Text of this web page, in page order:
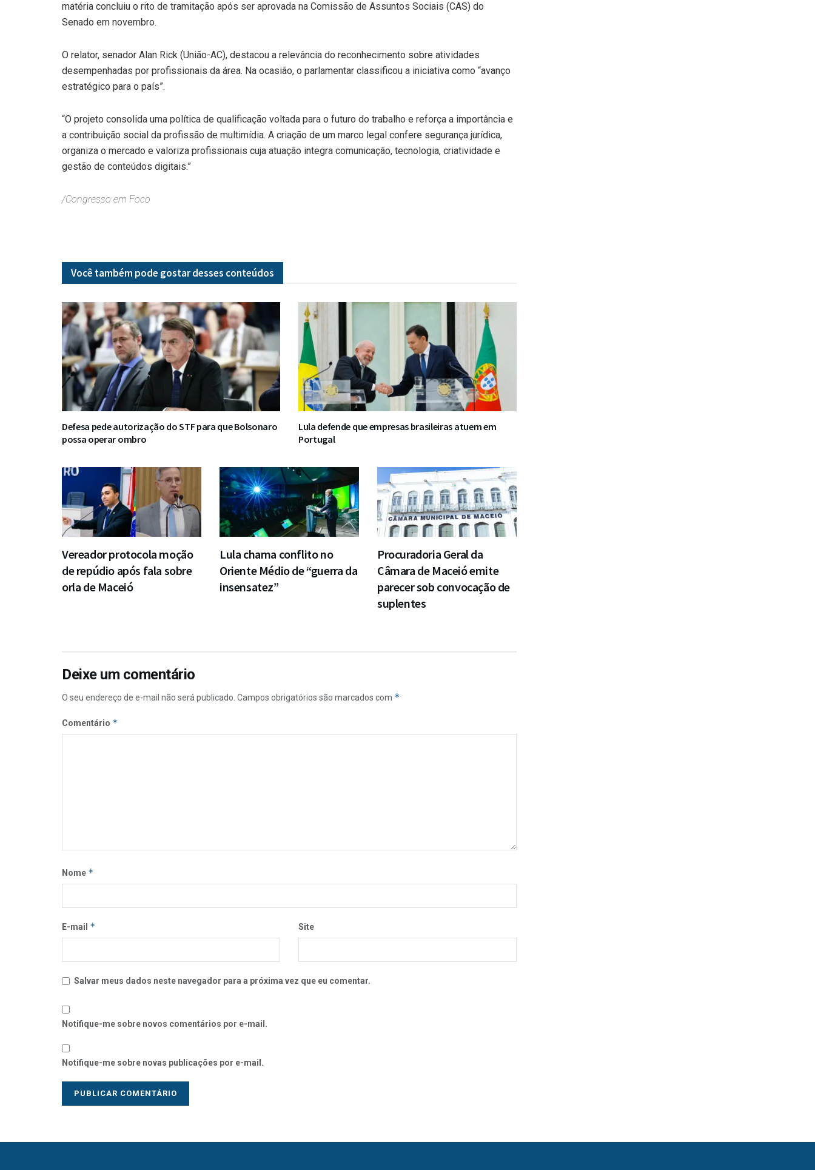
matéria concluiu o rito de tramitação após ser aprovada na Comissão de Assuntos Sociais (CAS) do
Senado em novembro.
O relator, senador Alan Rick (União-AC), destacou a relevância do reconhecimento sobre atividades
desempenhadas por profissionais da área. Na ocasião, o parlamentar classificou a iniciativa como “avanço
estratégico para o país”.
“O projeto consolida uma política de qualificação voltada para o futuro do trabalho e reforça a importância e
a contribuição social da profissão de multimídia. A criação de um marco legal confere segurança jurídica,
organiza o mercado e valoriza profissionais cuja atuação integra comunicação, tecnologia, criatividade e
gestão de conteúdos digitais.”
/Congresso em Foco
Você também pode gostar desses conteúdos
Defesa pede autorização do STF para que Bolsonaro
possa operar ombro
Lula defende que empresas brasileiras atuem em
Portugal
Vereador protocola moção
de repúdio após fala sobre
orla de Maceió
Lula chama conflito no
Oriente Médio de “guerra da
insensatez”
Procuradoria Geral da
Câmara de Maceió emite
parecer sob convocação de
suplentes
Deixe um comentário
O seu endereço de e-mail não será publicado. Campos obrigatórios são marcados com *
Comentário *
Nome *
E-mail * Site
Salvar meus dados neste navegador para a próxima vez que eu comentar.
Notifique-me sobre novos comentários por e-mail.
Notifique-me sobre novas publicações por e-mail.